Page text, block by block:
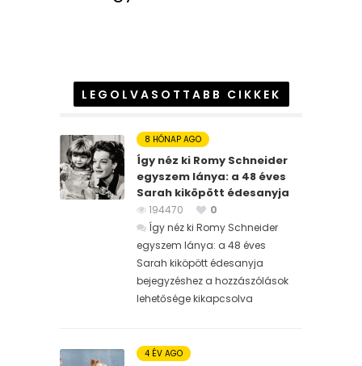
LEGOLVASOTTABB CIKKEK
8 HÓNAP AGO
Így néz ki Romy Schneider
egyszem lánya: a 48 éves
Sarah kiköpött édesanyja
194470
0
Így néz ki Romy Schneider
egyszem lánya: a 48 éves
Sarah kiköpött édesanyja
bejegyzéshez a hozzászólások
lehetősége kikapcsolva
4 ÉV AGO